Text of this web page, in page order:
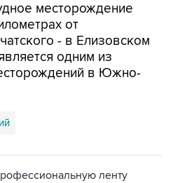
месторождение
от
- в Елизовском
одним из
в Южно-
ленту